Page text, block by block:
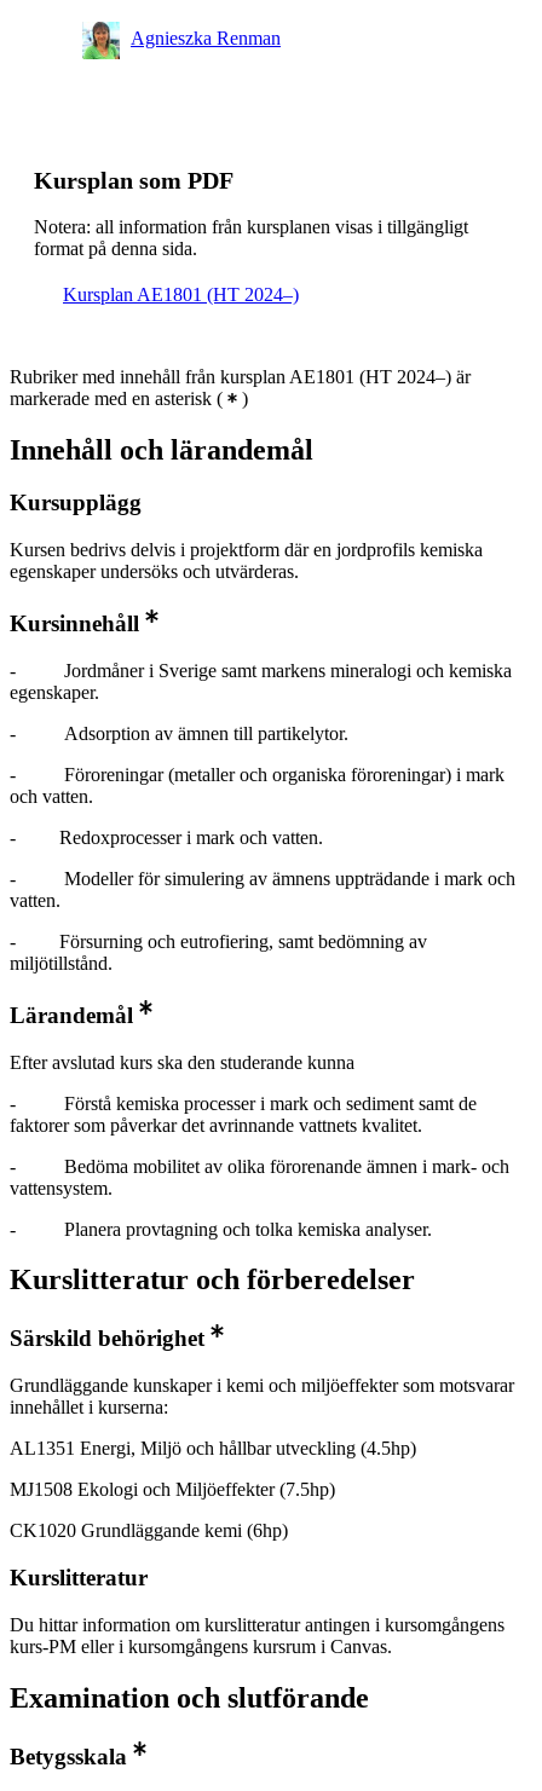
Civilingenjör och lärare, åk 4, TEMI, Villkorligt valfri
Civilingenjörsutbildning i energi och miljö, åk 3, HSS,
Agnieszka Renman
Kursplan som PDF
Notera: all information från kursplanen visas i tillgängligt
format på denna sida.
Kursplan AE1801 (HT 2024–)
Rubriker med innehåll från kursplan AE1801 (HT 2024–) är
markerade med en asterisk ( )
Innehåll och lärandemål
Kursupplägg
Kursen bedrivs delvis i projektform där en jordprofils kemiska
egenskaper undersöks och utvärderas.
Kursinnehåll
- Jordmåner i Sverige samt markens mineralogi och kemiska
egenskaper.
- Adsorption av ämnen till partikelytor.
- Föroreningar (metaller och organiska föroreningar) i mark
och vatten.
- Redoxprocesser i mark och vatten.
- Modeller för simulering av ämnens uppträdande i mark och
vatten.
- Försurning och eutrofiering, samt bedömning av
miljötillstånd.
Lärandemål
Efter avslutad kurs ska den studerande kunna
- Förstå kemiska processer i mark och sediment samt de
faktorer som påverkar det avrinnande vattnets kvalitet.
- Bedöma mobilitet av olika förorenande ämnen i mark- och
vattensystem.
- Planera provtagning och tolka kemiska analyser.
Kurslitteratur och förberedelser
Särskild behörighet
Grundläggande kunskaper i kemi och miljöeffekter som motsvarar
innehållet i kurserna:
AL1351 Energi, Miljö och hållbar utveckling (4.5hp)
MJ1508 Ekologi och Miljöeffekter (7.5hp)
CK1020 Grundläggande kemi (6hp)
Kurslitteratur
Du hittar information om kurslitteratur antingen i kursomgångens
kurs-PM eller i kursomgångens kursrum i Canvas.
Examination och slutförande
Betygsskala